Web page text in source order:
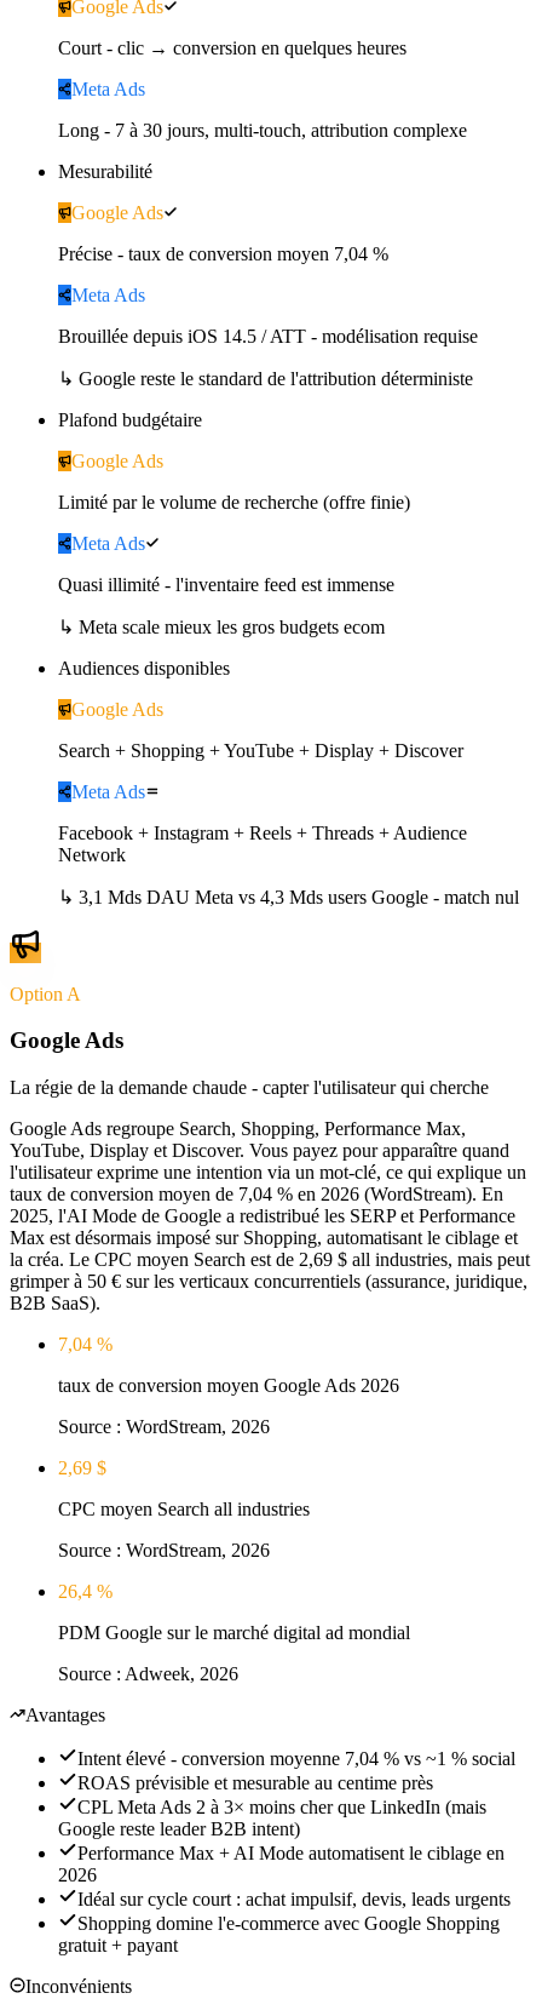
Google Ads
Court - clic → conversion en quelques heures
Meta Ads
Long - 7 à 30 jours, multi-touch, attribution complexe
Mesurabilité
Google Ads
Précise - taux de conversion moyen 7,04 %
Meta Ads
Brouillée depuis iOS 14.5 / ATT - modélisation requise
↳ Google reste le standard de l'attribution déterministe
Plafond budgétaire
Google Ads
Limité par le volume de recherche (offre finie)
Meta Ads
Quasi illimité - l'inventaire feed est immense
↳ Meta scale mieux les gros budgets ecom
Audiences disponibles
Google Ads
Search + Shopping + YouTube + Display + Discover
Meta Ads
Facebook + Instagram + Reels + Threads + Audience
Network
↳ 3,1 Mds DAU Meta vs 4,3 Mds users Google - match nul
Option A
Google Ads
La régie de la demande chaude - capter l'utilisateur qui cherche
Google Ads regroupe Search, Shopping, Performance Max,
YouTube, Display et Discover. Vous payez pour apparaître quand
l'utilisateur exprime une intention via un mot-clé, ce qui explique un
taux de conversion moyen de 7,04 % en 2026 (WordStream). En
2025, l'AI Mode de Google a redistribué les SERP et Performance
Max est désormais imposé sur Shopping, automatisant le ciblage et
la créa. Le CPC moyen Search est de 2,69 $ all industries, mais peut
grimper à 50 € sur les verticaux concurrentiels (assurance, juridique,
B2B SaaS).
7,04 %
taux de conversion moyen Google Ads 2026
Source : WordStream, 2026
2,69 $
CPC moyen Search all industries
Source : WordStream, 2026
26,4 %
PDM Google sur le marché digital ad mondial
Source : Adweek, 2026
Avantages
Intent élevé - conversion moyenne 7,04 % vs ~1 % social
ROAS prévisible et mesurable au centime près
CPL Meta Ads 2 à 3× moins cher que LinkedIn (mais
Google reste leader B2B intent)
Performance Max + AI Mode automatisent le ciblage en
2026
Idéal sur cycle court : achat impulsif, devis, leads urgents
Shopping domine l'e-commerce avec Google Shopping
gratuit + payant
Inconvénients